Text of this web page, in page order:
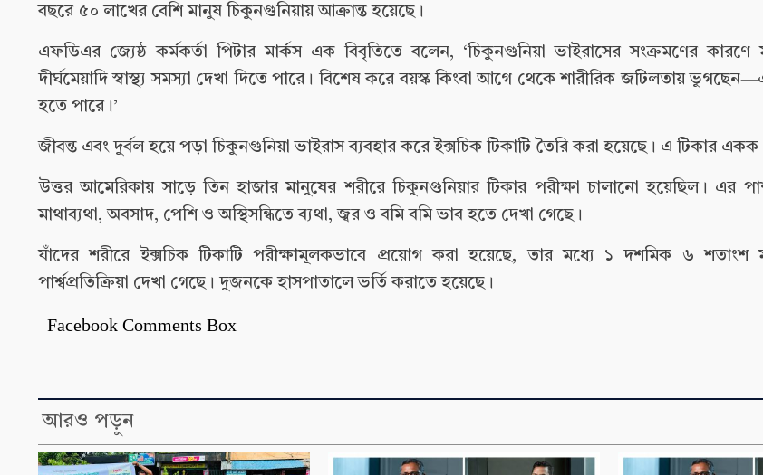
বছরে ৫০ লাখের বেশি মানুষ চিকুনগুনিয়ায় আক্রান্ত হয়েছে।
এফডিএর জ্যেষ্ঠ কর্মকর্তা পিটার মার্কস এক বিবৃতিতে বলেন, ‘চিকুনগুনিয়া ভাইরাসের সংক্রমণের কারণে
দীর্ঘমেয়াদি স্বাস্থ্য সমস্যা দেখা দিতে পারে। বিশেষ করে বয়স্ক কিংবা আগে থেকে শারীরিক জটিলতায়
হতে পারে।’
জীবন্ত এবং দুর্বল হয়ে পড়া চিকুনগুনিয়া ভাইরাস ব্যবহার করে ইক্সচিক টিকাটি তৈরি করা হয়েছে। এ টিকার
উত্তর আমেরিকায় সাড়ে তিন হাজার মানুষের শরীরে চিকুনগুনিয়ার টিকার পরীক্ষা চালানো হয়েছিল। এর
মাথাব্যথা, অবসাদ, পেশি ও অস্থিসন্ধিতে ব্যথা, জ্বর ও বমি বমি ভাব হতে দেখা গেছে।
যাঁদের শরীরে ইক্সচিক টিকাটি পরীক্ষামূলকভাবে প্রয়োগ করা হয়েছে, তার মধ্যে ১ দশমিক ৬ শতাংশ
পার্শ্বপ্রতিক্রিয়া দেখা গেছে। দুজনকে হাসপাতালে ভর্তি করাতে হয়েছে।
Facebook Comments Box
আরও পড়ুন